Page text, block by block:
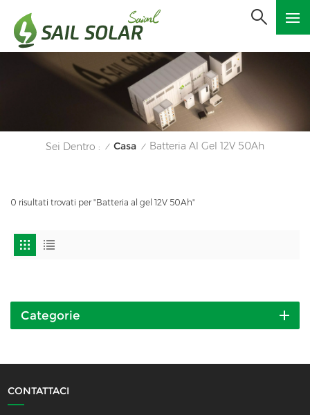
Sei Dentro : / Casa / Batteria Al Gel 12V 50Ah
0 risultati trovati per "Batteria al gel 12V 50Ah"
Categorie
CONTATTACI